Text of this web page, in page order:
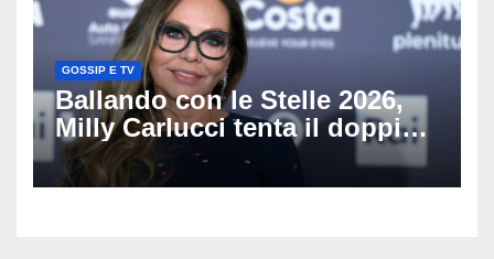
GOSSIP E TV
Ballando con le Stelle 2026,
Milly Carlucci tenta il doppio
colpo: tra i papabili Ornella
Muti e Monica Guerritore